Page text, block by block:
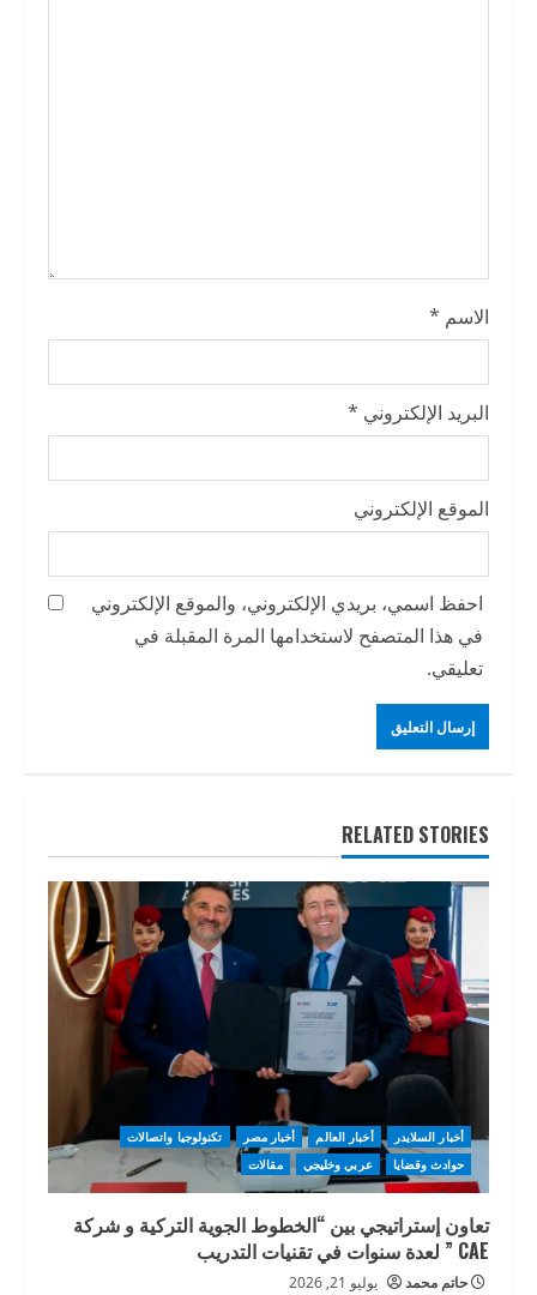
الاسم *
البريد الإلكتروني *
الموقع الإلكتروني
احفظ اسمي، بريدي الإلكتروني، والموقع الإلكتروني
في هذا المتصفح لاستخدامها المرة المقبلة في
تعليقي.
RELATED STORIES
أخبار السلايدر أخبار العالم أخبار مصر
تكنولوجيا واتصالات
حوادث وقضايا
عربي وخليجي مقالات
تعاون إستراتيجي بين “الخطوط الجوية التركية و شركة
CAE ” لعدة سنوات في تقنيات التدريب
حاتم محمد يوليو 21, 2026